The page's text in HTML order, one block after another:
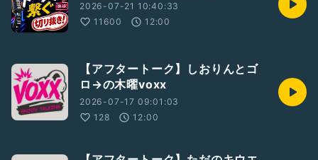
2026-07-21 10:40:33
11600
12:00
【アフタートーク】しおりんとゴ
ロ→の木曜voxx
2026-07-17 09:01:03
128
12:00